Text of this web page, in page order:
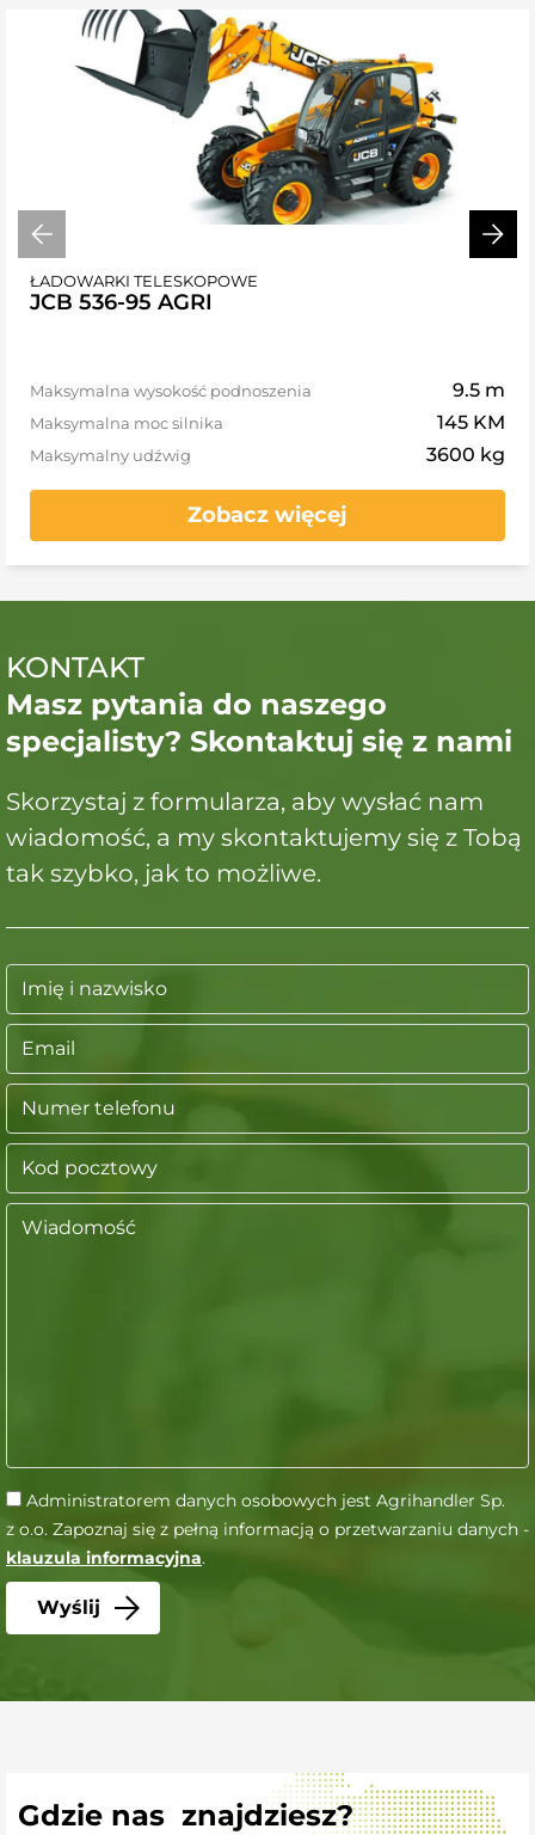
ŁADOWARKI TELESKOPOWE
JCB 536-95 AGRI
Maksymalna wysokość podnoszenia 9.5 m
Maksymalna moc silnika 145 KM
Maksymalny udźwig 3600 kg
Zobacz więcej
KONTAKT
Masz pytania do naszego
specjalisty? Skontaktuj się z nami
Skorzystaj z formularza, aby wysłać nam
wiadomość, a my skontaktujemy się z Tobą
tak szybko, jak to możliwe.
Administratorem danych osobowych jest Agrihandler Sp.
z o.o. Zapoznaj się z pełną informacją o przetwarzaniu danych -
klauzula informacyjna.
Gdzie nas znajdziesz?